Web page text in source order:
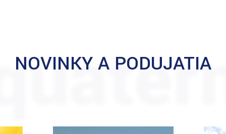
NOVINKY A PODUJATIA